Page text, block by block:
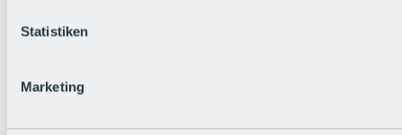
Statistiken
Marketing